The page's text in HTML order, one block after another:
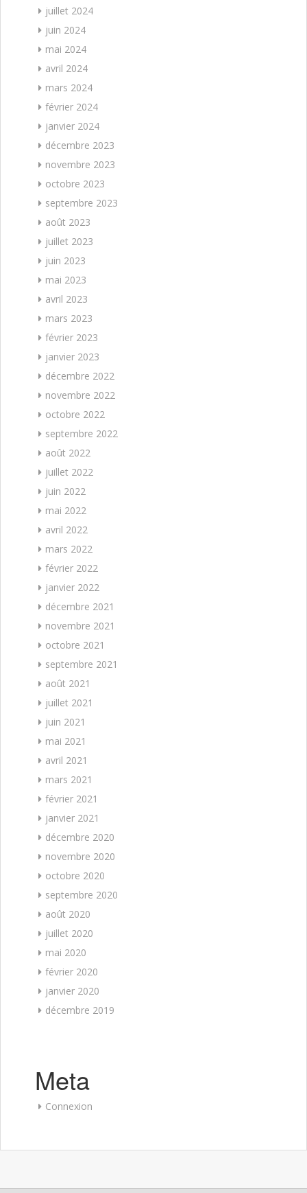
juillet 2024
juin 2024
mai 2024
avril 2024
mars 2024
février 2024
janvier 2024
décembre 2023
novembre 2023
octobre 2023
septembre 2023
août 2023
juillet 2023
juin 2023
mai 2023
avril 2023
mars 2023
février 2023
janvier 2023
décembre 2022
novembre 2022
octobre 2022
septembre 2022
août 2022
juillet 2022
juin 2022
mai 2022
avril 2022
mars 2022
février 2022
janvier 2022
décembre 2021
novembre 2021
octobre 2021
septembre 2021
août 2021
juillet 2021
juin 2021
mai 2021
avril 2021
mars 2021
février 2021
janvier 2021
décembre 2020
novembre 2020
octobre 2020
septembre 2020
août 2020
juillet 2020
mai 2020
février 2020
janvier 2020
décembre 2019
Meta
Connexion